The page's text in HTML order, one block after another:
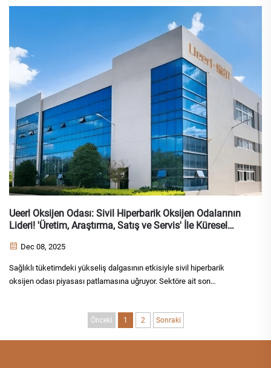
Ueerl Oksijen Odası: Sivil Hiperbarik Oksijen Odalarının
Lideri! 'Üretim, Araştırma, Satış ve Servis' İle Küresel
Dec 08, 2025
Sağlıklı tüketimdeki yükseliş dalgasının etkisiyle sivil hiperbarik
oksijen odası piyasası patlamasına uğruyor. Sektöre ait son
Önceki 1 2 Sonraki